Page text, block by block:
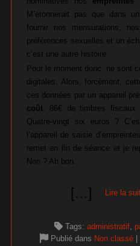
M’étonnerait pas que dans
fournir nos mensurations,
préférences sexuelles et un
c’est une autre histoire.
Pour le moment donc, ne sont
digitales. Alors, forcément,
ces données par un appareil
coût. 86€ de timbres
Quatre-vingt six euros ?
l’appareil de saisie
remet en fin de séance et je
Non ? Ah bon.
[…] Lire la
Tags: administratif,
Publié dans Non classé|